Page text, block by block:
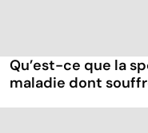
Qu’est-ce que la
maladie dont